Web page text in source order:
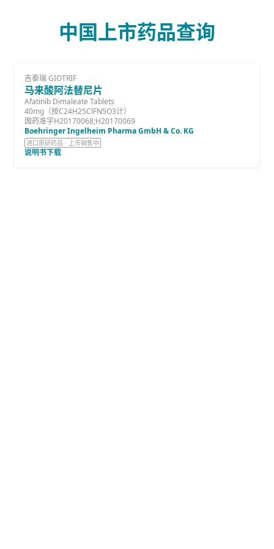
中国上市药品查询
吉泰瑞 GIOTRIF
马来酸阿法替尼片
Afatinib Dimaleate Tablets
40mg（按C24H25ClFN5O3计）
国药准字H20170068;H20170069
Boehringer Ingelheim Pharma GmbH & Co. KG
进口原研药品 · 上市销售中
说明书下载